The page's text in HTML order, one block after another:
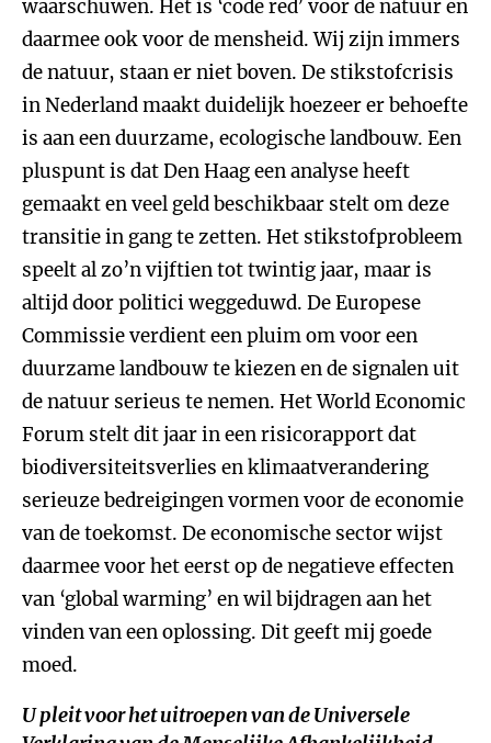
waarschuwen. Het is ‘code red’ voor de natuur en
daarmee ook voor de mensheid. Wij zijn immers
de natuur, staan er niet boven. De stikstofcrisis
in Nederland maakt duidelijk hoezeer er behoefte
is aan een duurzame, ecologische landbouw. Een
pluspunt is dat Den Haag een analyse heeft
gemaakt en veel geld beschikbaar stelt om deze
transitie in gang te zetten. Het stikstofprobleem
speelt al zo’n vijftien tot twintig jaar, maar is
altijd door politici weggeduwd. De Europese
Commissie verdient een pluim om voor een
duurzame landbouw te kiezen en de signalen uit
de natuur serieus te nemen. Het World Economic
Forum stelt dit jaar in een risicorapport dat
biodiversiteitsverlies en klimaatverandering
serieuze bedreigingen vormen voor de economie
van de toekomst. De economische sector wijst
daarmee voor het eerst op de negatieve effecten
van ‘global warming’ en wil bijdragen aan het
vinden van een oplossing. Dit geeft mij goede
moed.
U pleit voor het uitroepen van de Universele